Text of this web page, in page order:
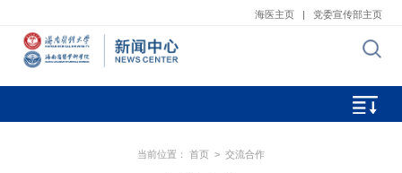
海医主页 | 党委宣传部主页
当前位置： 首页 > 交流合作